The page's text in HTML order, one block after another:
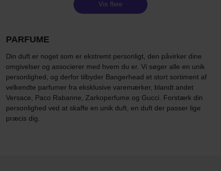
Vis flere
PARFUME
Din duft er noget som er ekstremt personligt, den påvirker dine
omgivelser og associerer med hvem du er. Vi søger alle en unik
personlighed, og derfor tilbyder Bangerhead et stort sortiment af
velkendte parfumer fra eksklusive varemærker, blandt andet
Versace, Paco Rabanne, Zarkoperfume og Gucci. Forstærk din
personlighed ved at skaffe en unik duft, en duft der passer lige
præcis dig.